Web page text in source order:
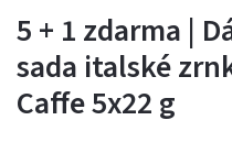
5 + 1 zdarma |
sada italské
Caffe 5x22 g